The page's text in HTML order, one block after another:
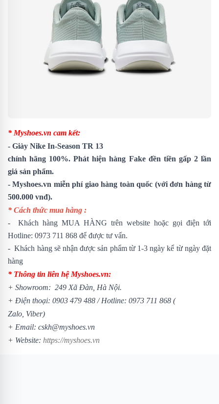
* Myshoes.vn cam kết:
- Giày Nike In-Season TR 13
chính hãng 100%. Phát hiện hàng Fake đền tiền gấp 2 lần
giá sản phẩm.
- Myshoes.vn miễn phí giao hàng toàn quốc (với đơn hàng từ
500.000 vnđ).
* Cách thức mua hàng :
- Khách hàng MUA HÀNG trên website hoặc gọi điện tới
Hotline: 0973 711 868 để được tư vấn.
- Khách hàng sẽ nhận được sản phẩm từ 1-3 ngày kể từ ngày đặt
hàng
* Thông tin liên hệ Myshoes.vn:
+ Showroom: 249 Xã Đàn, Hà Nội.
+ Điện thoại: 0903 479 488 /Hotline: 0973 711 868 (
Zalo, Viber)
+ Email: cskh@myshoes.vn
+ Website: https://myshoes.vn